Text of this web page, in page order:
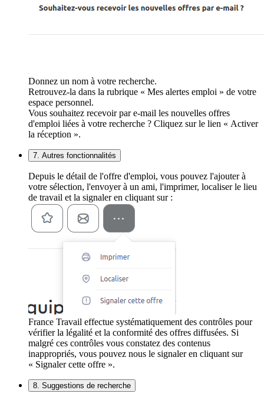
Donnez un nom à votre recherche.
Retrouvez-la dans la rubrique « Mes alertes emploi » de votre
espace personnel.
Vous souhaitez recevoir par e-mail les nouvelles offres
d'emploi liées à votre recherche ? Cliquez sur le lien « Activer
la réception ».
7. Autres fonctionnalités
Depuis le détail de l'offre d'emploi, vous pouvez l'ajouter à
votre sélection, l'envoyer à un ami, l'imprimer, localiser le lieu
de travail et la signaler en cliquant sur :
France Travail effectue systématiquement des contrôles pour
vérifier la légalité et la conformité des offres diffusées. Si
malgré ces contrôles vous constatez des contenus
inappropriés, vous pouvez nous le signaler en cliquant sur
« Signaler cette offre ».
8. Suggestions de recherche